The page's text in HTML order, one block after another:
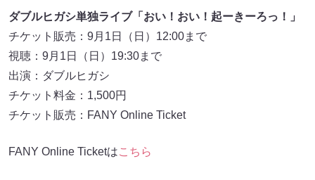
ダブルヒガシ単独ライブ「おい！おい！起ーきーろっ！」
チケット販売：9月1日（日）12:00まで
視聴：9月1日（日）19:30まで
出演：ダブルヒガシ
チケット料金：1,500円
チケット販売：FANY Online Ticket
FANY Online Ticketはこちら